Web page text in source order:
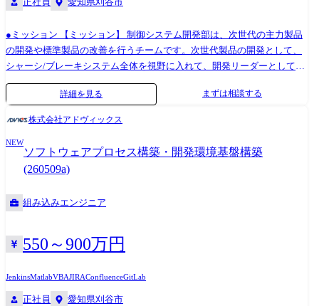
●ミッション 【ミッション】 制御システム開発部は、次世代の主力製品
の開発や標準製品の改善を行うチームです。次世代製品の開発として、
シャーシ/ブレーキシステム全体を視野に入れて、開発リーダーとして将
来動向や顧客ニーズにに合致した制御ブレーキの開発を推進しておりま
テムにおける制御システム開発をご担当いただきます。顧客先(OEM)や
社内関係部署と連携して、制御仕様の検討、ソフト品質確認、安全分析
等の実務を実行します。 ①ブレーキのメカ/エレキ/ソフトの構造/諸機能/
等を実施する。 ②ブレーキシステム全体に対し、機能安全上必要な安全
用ツール> ・C言語 ・MATLAB/Simulink
詳細を見る まずは相談する
株式会社アドヴィックス
NEW
ソフトウェアプロセス構築・開発環境基盤構築
(260509a)
組み込みエンジニア
550～900万円
JenkinsMatlabVBAJIRAConfluenceGitLab
正社員 愛知県刈谷市